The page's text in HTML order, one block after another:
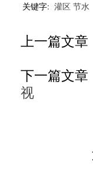
关键字: 灌区 节水
上一篇文章
下一篇文章
视